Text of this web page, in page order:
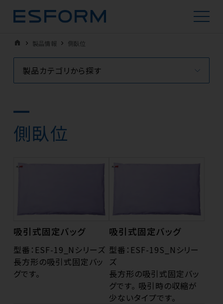
home 製品情報 側臥位
製品カテゴリから探す
側臥位
吸引式固定バッグ
型番：ESF-19_Nシリーズ
長方形の吸引式固定バッ
グです。
吸引式固定バッグ
型番：ESF-19S_Nシリー
ズ
長方形の吸引式固定バッ
グです。 吸引時の収縮が
少ないタイプです。